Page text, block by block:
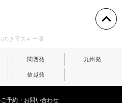
のき平スキー場
関西発 九州発
信越発
予約・お問い合わせ